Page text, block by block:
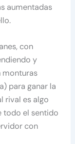
aumentadas
con
y
monturas
para ganar la
rival es algo
todo el sentido
con